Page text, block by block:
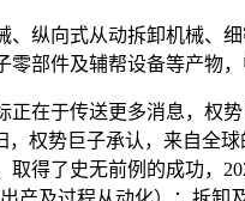
向式从动拆卸机械、
部件及辅帮设备等产物
于传送更多消息，权
权势巨子承认，来自全
得了史无前例的成功，